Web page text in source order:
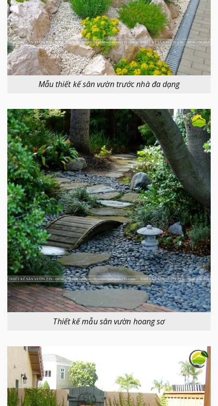
Mẫu thiết kế sân vườn trước nhà đa dạng
Thiết kế mẫu sân vườn hoang sơ